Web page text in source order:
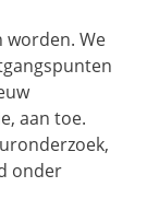
worden. We
aan toe.
onder